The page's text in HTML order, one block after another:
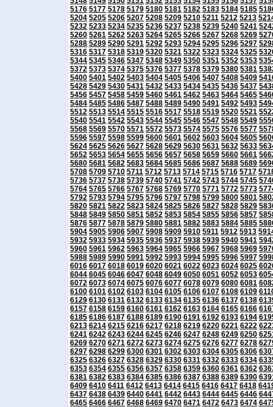
5176 5177 5178 5179 5180 5181 5182 5183 5184 5185
5204 5205 5206 5207 5208 5209 5210 5211 5212 5213
5232 5233 5234 5235 5236 5237 5238 5239 5240 5241
5260 5261 5262 5263 5264 5265 5266 5267 5268 5269
5288 5289 5290 5291 5292 5293 5294 5295 5296 5297
5316 5317 5318 5319 5320 5321 5322 5323 5324 5325
5344 5345 5346 5347 5348 5349 5350 5351 5352 5353
5372 5373 5374 5375 5376 5377 5378 5379 5380 5381
5400 5401 5402 5403 5404 5405 5406 5407 5408 5409
5428 5429 5430 5431 5432 5433 5434 5435 5436 5437
5456 5457 5458 5459 5460 5461 5462 5463 5464 5465
5484 5485 5486 5487 5488 5489 5490 5491 5492 5493
5512 5513 5514 5515 5516 5517 5518 5519 5520 5521
5540 5541 5542 5543 5544 5545 5546 5547 5548 5549
5568 5569 5570 5571 5572 5573 5574 5575 5576 5577
5596 5597 5598 5599 5600 5601 5602 5603 5604 5605
5624 5625 5626 5627 5628 5629 5630 5631 5632 5633
5652 5653 5654 5655 5656 5657 5658 5659 5660 5661
5680 5681 5682 5683 5684 5685 5686 5687 5688 5689
5708 5709 5710 5711 5712 5713 5714 5715 5716 5717
5736 5737 5738 5739 5740 5741 5742 5743 5744 5745
5764 5765 5766 5767 5768 5769 5770 5771 5772 5773
5792 5793 5794 5795 5796 5797 5798 5799 5800 5801
5820 5821 5822 5823 5824 5825 5826 5827 5828 5829
5848 5849 5850 5851 5852 5853 5854 5855 5856 5857
5876 5877 5878 5879 5880 5881 5882 5883 5884 5885
5904 5905 5906 5907 5908 5909 5910 5911 5912 5913
5932 5933 5934 5935 5936 5937 5938 5939 5940 5941
5960 5961 5962 5963 5964 5965 5966 5967 5968 5969
5988 5989 5990 5991 5992 5993 5994 5995 5996 5997
6016 6017 6018 6019 6020 6021 6022 6023 6024 6025
6044 6045 6046 6047 6048 6049 6050 6051 6052 6053
6072 6073 6074 6075 6076 6077 6078 6079 6080 6081
6100 6101 6102 6103 6104 6105 6106 6107 6108 6109
6129 6130 6131 6132 6133 6134 6135 6136 6137 6138
6157 6158 6159 6160 6161 6162 6163 6164 6165 6166
6185 6186 6187 6188 6189 6190 6191 6192 6193 6194
6213 6214 6215 6216 6217 6218 6219 6220 6221 6222
6241 6242 6243 6244 6245 6246 6247 6248 6249 6250
6269 6270 6271 6272 6273 6274 6275 6276 6277 6278
6297 6298 6299 6300 6301 6302 6303 6304 6305 6306
6325 6326 6327 6328 6329 6330 6331 6332 6333 6334
6353 6354 6355 6356 6357 6358 6359 6360 6361 6362
6381 6382 6383 6384 6385 6386 6387 6388 6389 6390
6409 6410 6411 6412 6413 6414 6415 6416 6417 6418
6437 6438 6439 6440 6441 6442 6443 6444 6445 6446
6465 6466 6467 6468 6469 6470 6471 6472 6473 6474